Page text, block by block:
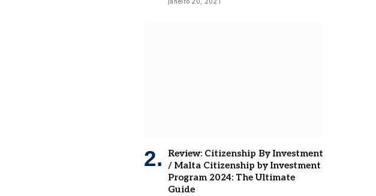
Review: Citizenship By Investment
/ Malta Citizenship by Investment
Program 2024: The Ultimate
Guide